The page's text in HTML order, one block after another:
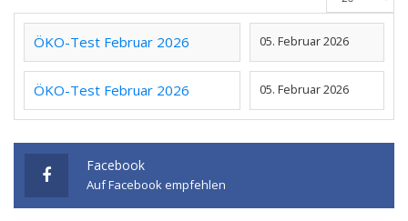
ÖKO-Test Februar 2026 05. Februar 2026
ÖKO-Test Februar 2026 05. Februar 2026
Facebook
Auf Facebook empfehlen